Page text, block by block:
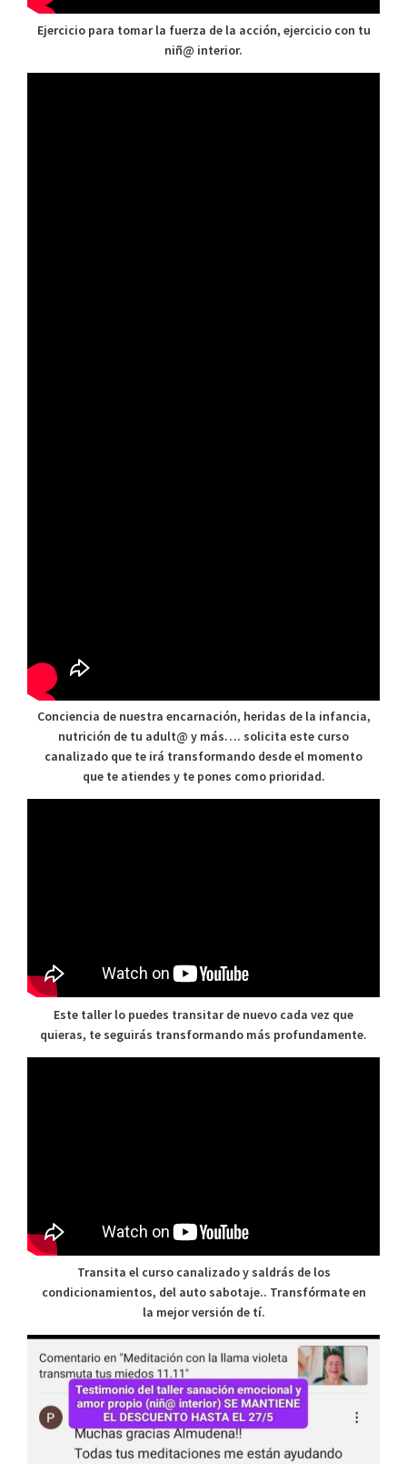
Ejercicio para tomar la fuerza de la acción, ejercicio con tu
niñ@ interior.
Conciencia de nuestra encarnación, heridas de la infancia,
nutrición de tu adult@ y más…. solicita este curso
canalizado que te irá transformando desde el momento
que te atiendes y te pones como prioridad.
Este taller lo puedes transitar de nuevo cada vez que
quieras, te seguirás transformando más profundamente.
Transita el curso canalizado y saldrás de los
condicionamientos, del auto sabotaje.. Transfórmate en
la mejor versión de tí.